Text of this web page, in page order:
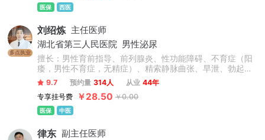
医保 西医
多点执业
刘绍炼 主任医师
湖北省第三人民医院
男性泌尿
擅长：男性育前指导、前列腺炎、性功能障碍、不育症（阳
痿，男性不育症，无精症）、精索静脉曲张、早泄、勃起功
能障碍、精子不液化、包皮过长、输精管病变、包皮手术、
排尿障碍、尿频尿急、射精障碍、排尿困难、尿道感染、泌
尿结石、少精弱精、睾丸囊肿、包皮环切术、角头包皮炎、
阴茎短小、膀胱炎、排尿疼痛、性功能下降、睾丸胀痛、尿
9.7 预约量 314人 从业 44年
专享挂号费
￥28.50 ￥0.00
医保 中医
律东 副主任医师